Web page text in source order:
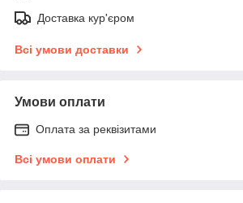
Доставка кур'єром
Всі умови доставки
Умови оплати
Оплата за реквізитами
Всі умови оплати